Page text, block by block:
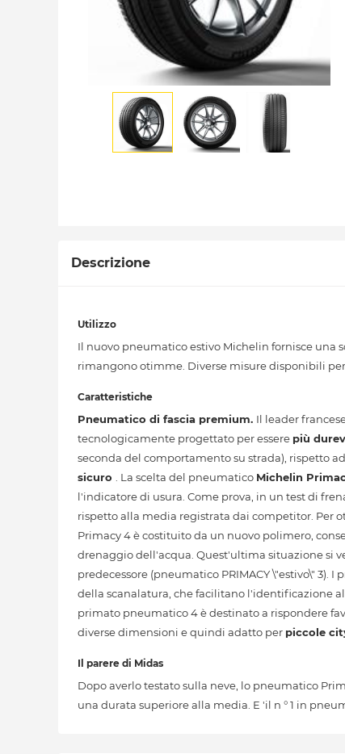
Descrizione
Utilizzo
Il nuovo pneumatico estivo Michelin fornisce una
rimangono otimme. Diverse misure disponibili
Caratteristiche
Pneumatico di fascia premium. Il leader
tecnologicamente progettato per essere più
seconda del comportamento su strada), rispetto
sicuro
. La scelta del pneumatico Michelin
l'indicatore di usura. Come prova, in un test di
rispetto alla media registrata dai competitor. Per
Primacy 4 è costituito da un nuovo polimero,
drenaggio dell'acqua. Quest'ultima situazione si
predecessore (pneumatico PRIMACY \"estivo\" 3).
della scanalatura, che facilitano l'identificazione
primato pneumatico 4 è destinato a rispondere
diverse dimensioni e quindi adatto per piccole
Il parere di Midas
Dopo averlo testato sulla neve, lo pneumatico
una durata superiore alla media. E 'il n ° 1 in